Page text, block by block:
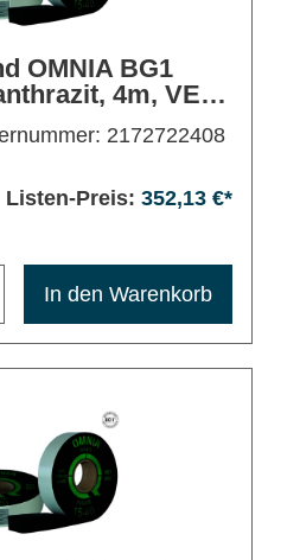
OMNIA BG1
4m, VE6
2172722408
Listen-Preis: 352,13 €*
In den Warenkorb